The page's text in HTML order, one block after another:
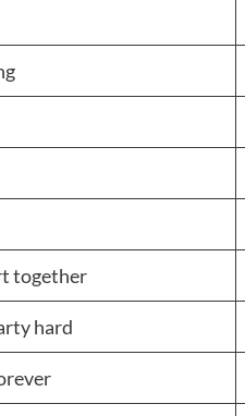
together
hard